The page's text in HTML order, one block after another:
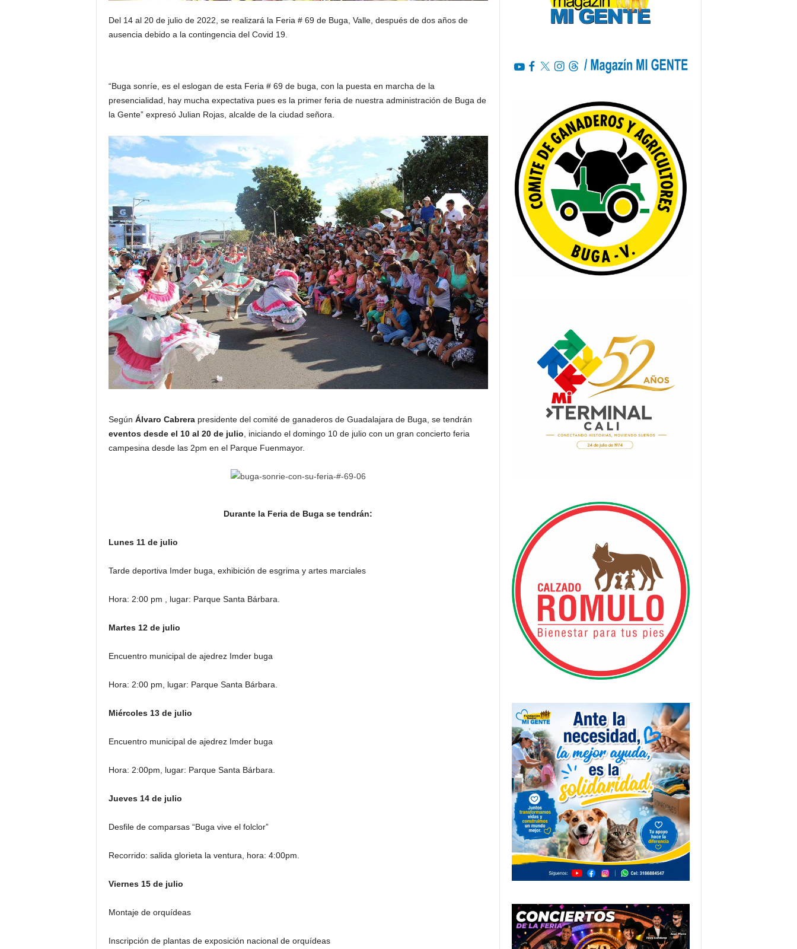
Del 14 al 20 de julio de 2022, se realizará la Feria # 69 de Buga, Valle, después de dos años de
ausencia debido a la contingencia del Covid 19.
“Buga sonríe, es el eslogan de esta Feria # 69 de buga, con la puesta en marcha de la
presencialidad, hay mucha expectativa pues es la primer feria de nuestra administración de Buga de
la Gente” expresó Julian Rojas, alcalde de la ciudad señora.
Según Álvaro Cabrerapresidente del comité de ganaderos de Guadalajara de Buga, se tendrán
eventos desde el 10 al 20 de julio , iniciando el domingo 10 de julio con un gran concierto feria
campesina desde las 2pm en el Parque Fuenmayor.
Durante la Feria de Buga se tendrán:
Lunes 11 de julio
Tarde deportiva Imder buga, exhibición de esgrima y artes marciales
Hora: 2:00 pm , lugar: Parque Santa Bárbara.
Martes 12 de julio
Encuentro municipal de ajedrez Imder buga
Hora: 2:00 pm, lugar: Parque Santa Bárbara.
Miércoles 13 de julio
Encuentro municipal de ajedrez Imder buga
Hora: 2:00pm, lugar: Parque Santa Bárbara.
Jueves 14 de julio
Desfile de comparsas “Buga vive el folclor”
Recorrido: salida glorieta la ventura, hora: 4:00pm.
Viernes 15 de julio
Montaje de orquídeas
Inscripción de plantas de exposición nacional de orquídeas